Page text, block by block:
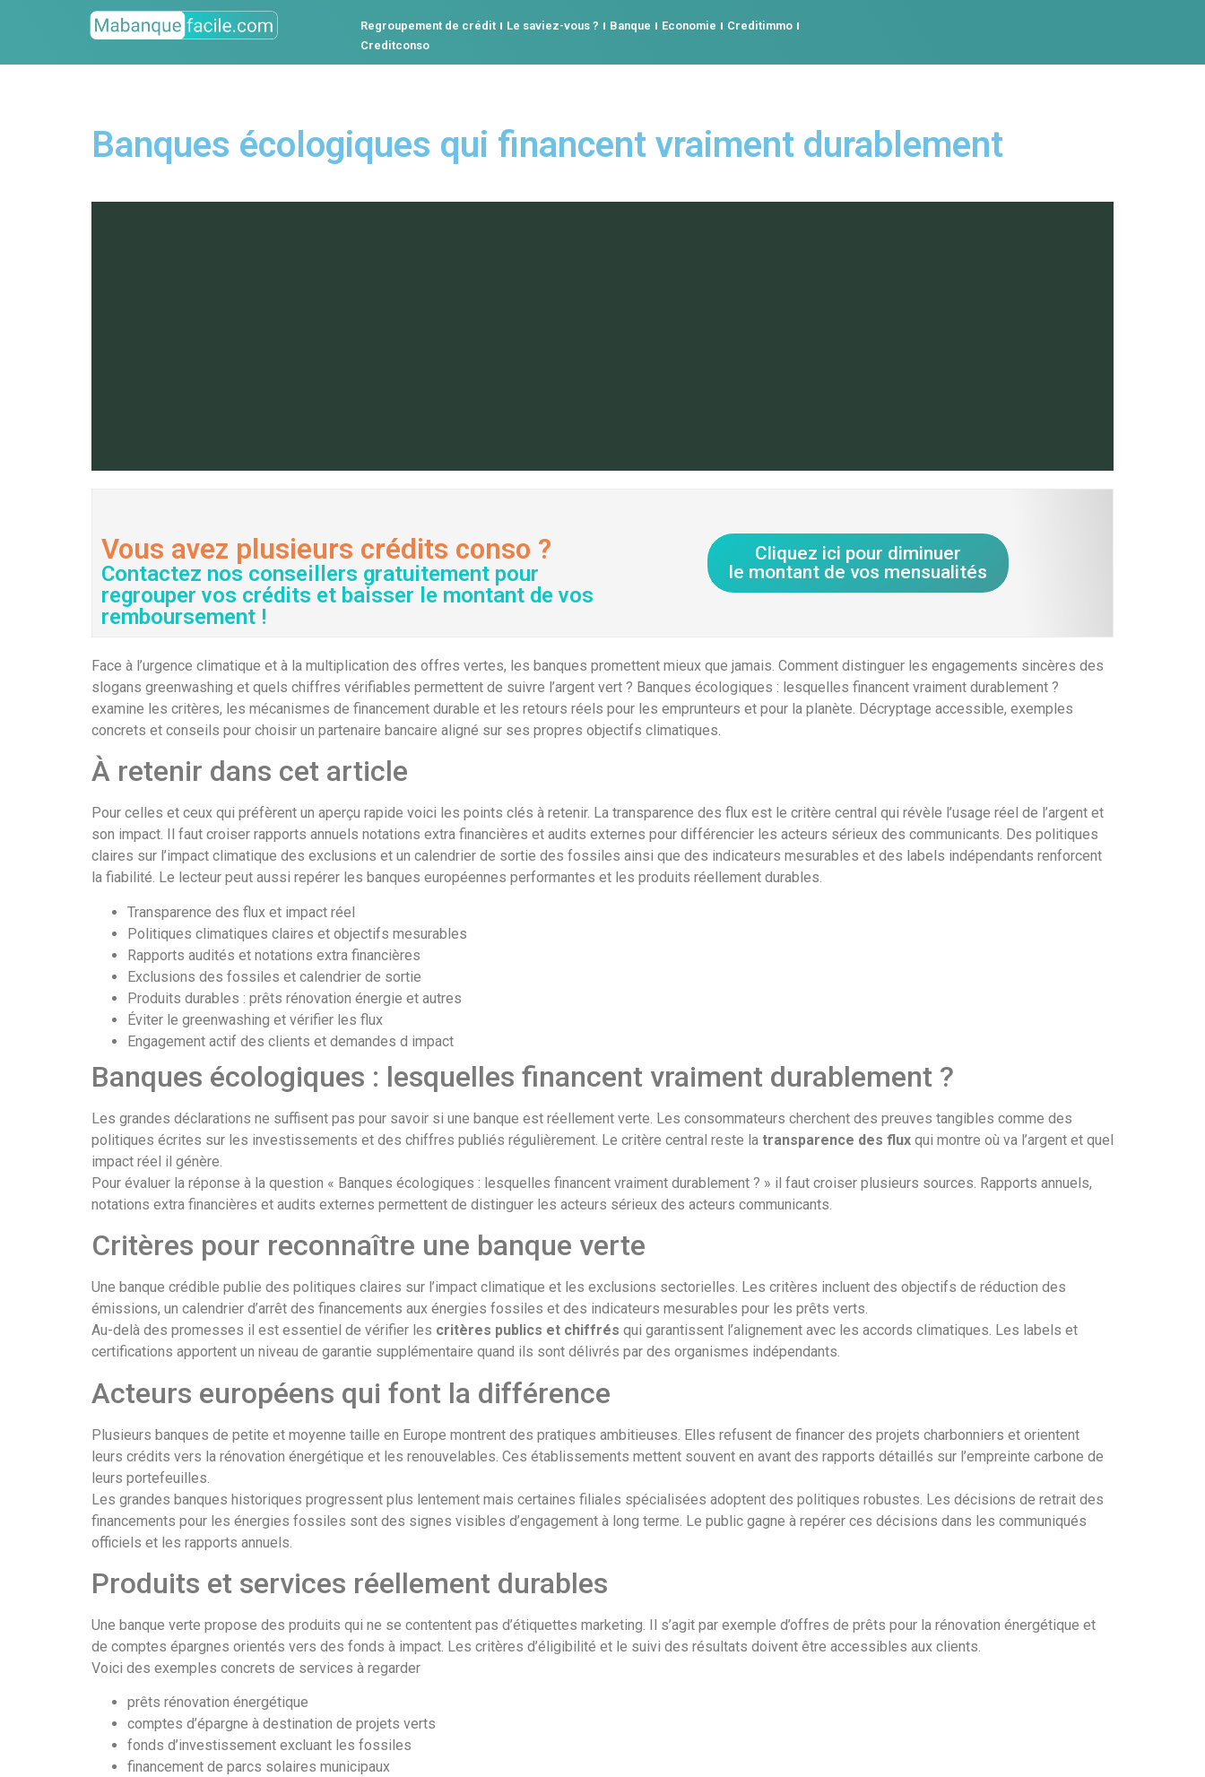
Regroupement de crédit Le saviez-vous ? Banque Economie
Creditimmo
Creditconso
Banques écologiques qui financent vraiment durablement
Vous avez plusieurs crédits conso ?
Contactez nos conseillers gratuitement pour
regrouper vos crédits et baisser le montant de vos
remboursement !
Cliquez ici pour diminuer
le montant de vos mensualités
Face à l’urgence climatique et à la multiplication des offres vertes, les banques promettent mieux que jamais. Comment distinguer les engagements sincères des
slogans greenwashing et quels chiffres vérifiables permettent de suivre l’argent vert ? Banques écologiques : lesquelles financent vraiment durablement ?
examine les critères, les mécanismes de financement durable et les retours réels pour les emprunteurs et pour la planète. Décryptage accessible, exemples
concrets et conseils pour choisir un partenaire bancaire aligné sur ses propres objectifs climatiques.
À retenir dans cet article
Pour celles et ceux qui préfèrent un aperçu rapide voici les points clés à retenir. La transparence des flux est le critère central qui révèle l’usage réel de l’argent et
son impact. Il faut croiser rapports annuels notations extra financières et audits externes pour différencier les acteurs sérieux des communicants. Des politiques
claires sur l’impact climatique des exclusions et un calendrier de sortie des fossiles ainsi que des indicateurs mesurables et des labels indépendants renforcent
la fiabilité. Le lecteur peut aussi repérer les banques européennes performantes et les produits réellement durables.
Transparence des flux et impact réel
Politiques climatiques claires et objectifs mesurables
Rapports audités et notations extra financières
Exclusions des fossiles et calendrier de sortie
Produits durables : prêts rénovation énergie et autres
Éviter le greenwashing et vérifier les flux
Engagement actif des clients et demandes d impact
Banques écologiques : lesquelles financent vraiment durablement ?
Les grandes déclarations ne suffisent pas pour savoir si une banque est réellement verte. Les consommateurs cherchent des preuves tangibles comme des
politiques écrites sur les investissements et des chiffres publiés régulièrement. Le critère central reste la transparence des flux qui montre où va l’argent et quel
impact réel il génère.
Pour évaluer la réponse à la question « Banques écologiques : lesquelles financent vraiment durablement ? » il faut croiser plusieurs sources. Rapports annuels,
notations extra financières et audits externes permettent de distinguer les acteurs sérieux des acteurs communicants.
Critères pour reconnaître une banque verte
Une banque crédible publie des politiques claires sur l’impact climatique et les exclusions sectorielles. Les critères incluent des objectifs de réduction des
émissions, un calendrier d’arrêt des financements aux énergies fossiles et des indicateurs mesurables pour les prêts verts.
Au-delà des promesses il est essentiel de vérifier les critères publics et chiffrés qui garantissent l’alignement avec les accords climatiques. Les labels et
certifications apportent un niveau de garantie supplémentaire quand ils sont délivrés par des organismes indépendants.
Acteurs européens qui font la différence
Plusieurs banques de petite et moyenne taille en Europe montrent des pratiques ambitieuses. Elles refusent de financer des projets charbonniers et orientent
leurs crédits vers la rénovation énergétique et les renouvelables. Ces établissements mettent souvent en avant des rapports détaillés sur l’empreinte carbone de
leurs portefeuilles.
Les grandes banques historiques progressent plus lentement mais certaines filiales spécialisées adoptent des politiques robustes. Les décisions de retrait des
financements pour les énergies fossiles sont des signes visibles d’engagement à long terme. Le public gagne à repérer ces décisions dans les communiqués
officiels et les rapports annuels.
Produits et services réellement durables
Une banque verte propose des produits qui ne se contentent pas d’étiquettes marketing. Il s’agit par exemple d’offres de prêts pour la rénovation énergétique et
de comptes épargnes orientés vers des fonds à impact. Les critères d’éligibilité et le suivi des résultats doivent être accessibles aux clients.
Voici des exemples concrets de services à regarder
prêts rénovation énergétique
comptes d’épargne à destination de projets verts
fonds d’investissement excluant les fossiles
financement de parcs solaires municipaux